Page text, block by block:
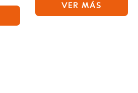
VER MÁS